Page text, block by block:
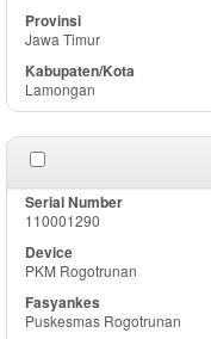
Jawa Timur
Lamongan
110001290
PKM Rogotrunan
Puskesmas Rogotrunan